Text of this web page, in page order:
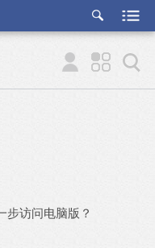
etu
p
步访问电脑版？